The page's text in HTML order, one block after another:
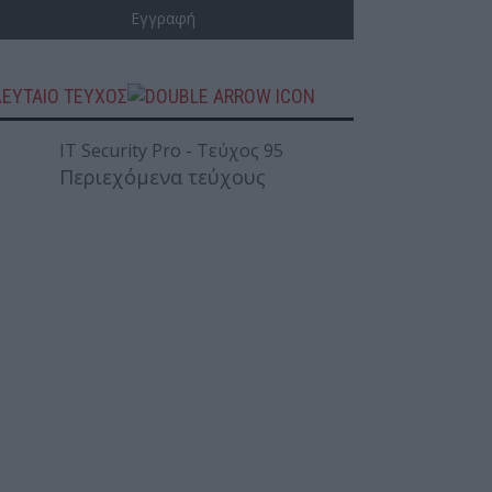
ΤΕΥΧΟΣ
Περιεχόμενα τεύχους